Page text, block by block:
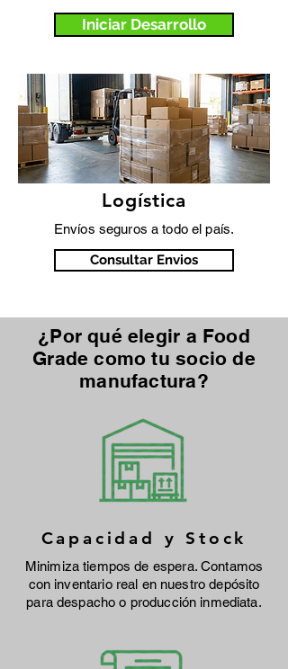
Iniciar Desarrollo
Logística
Envíos seguros a todo el país.
Consultar Envios
¿Por qué elegir a Food
Grade como tu socio de
manufactura?
Capacidad y Stock
Minimiza tiempos de espera. Contamos
con inventario real en nuestro depósito
para despacho o producción inmediata.